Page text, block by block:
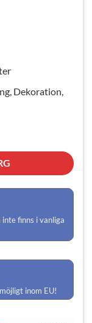
Dekoration,
finns i vanliga
inom EU!